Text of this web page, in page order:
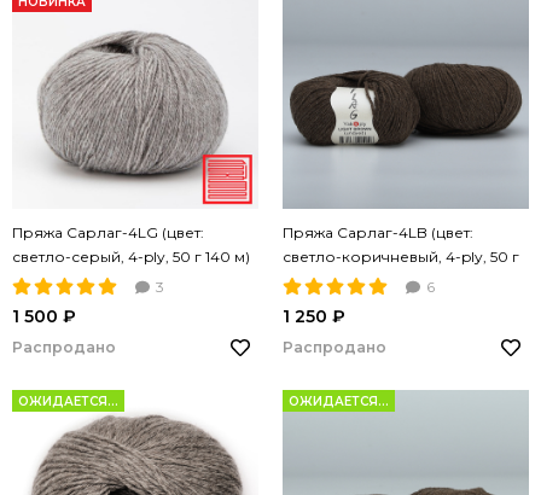
Пряжа Сарлаг-4LG (цвет:
светло-серый, 4-ply, 50 г 140 м)
3
1 500 ₽
Распродано
Пряжа Сарлаг-4LB (цвет:
светло-коричневый, 4-ply, 50 г
140 м)
6
1 250 ₽
Распродано
ОЖИДАЕТСЯ... ОЖИДАЕТСЯ...